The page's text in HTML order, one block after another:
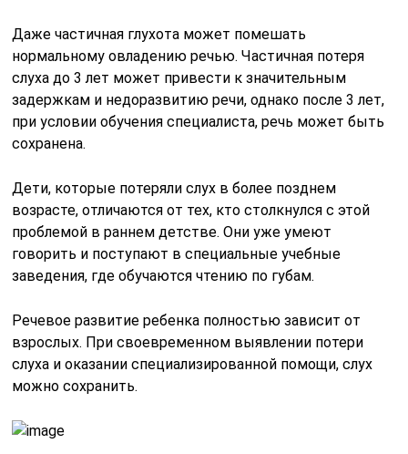
Даже частичная глухота может помешать
нормальному овладению речью. Частичная потеря
слуха до 3 лет может привести к значительным
задержкам и недоразвитию речи, однако после 3 лет,
при условии обучения специалиста, речь может быть
сохранена.
Дети, которые потеряли слух в более позднем
возрасте, отличаются от тех, кто столкнулся с этой
проблемой в раннем детстве. Они уже умеют
говорить и поступают в специальные учебные
заведения, где обучаются чтению по губам.
Речевое развитие ребенка полностью зависит от
взрослых. При своевременном выявлении потери
слуха и оказании специализированной помощи, слух
можно сохранить.